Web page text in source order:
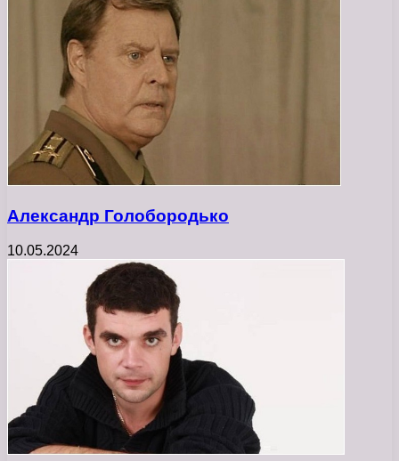
Александр Голобородько
10.05.2024